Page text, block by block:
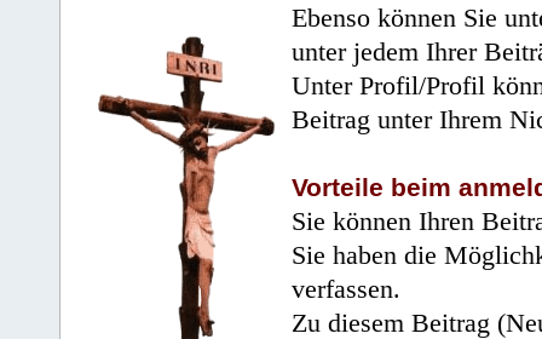
Ebenso können Sie
unter jedem Ihrer
Unter Profil/Profil
Beitrag unter Ihrem
Vorteile beim
Sie können Ihren
Sie haben die
verfassen.
Zu diesem Beitrag